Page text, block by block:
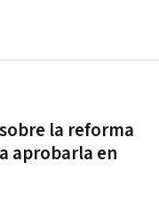
la reforma
aprobarla en